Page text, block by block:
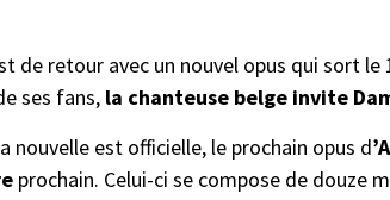
de retour avec un nouvel opus qui sort
ses fans, la chanteuse belge invite
nouvelle est officielle, le prochain opus d
prochain. Celui-ci se compose de douze